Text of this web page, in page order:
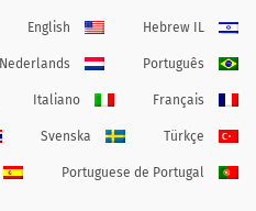
Hebrew IL
English
Português
Nederlands
Français
Italiano
Türkçe
Svenska
Portuguese de Portugal